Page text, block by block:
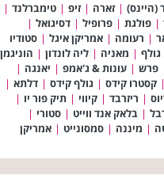
(היינס) | זארה | זיפ | טימברלנד |
| פולגת | פרופיל | דסיגואל |
| רעומה | אמריקן איגל | סטודיו
גולף | מאניה | ליה לונדון | הוניגמן
פרש | עונות & ג'אמפ | יאנגה |
| קסטרו קידס | גולף קידס | דלתא |
| ריזרבד | קיווי | תיק פור יו |
| בלאק אנד ווייט | סטורי |
| מיננה | סמסונייט | אמריקן